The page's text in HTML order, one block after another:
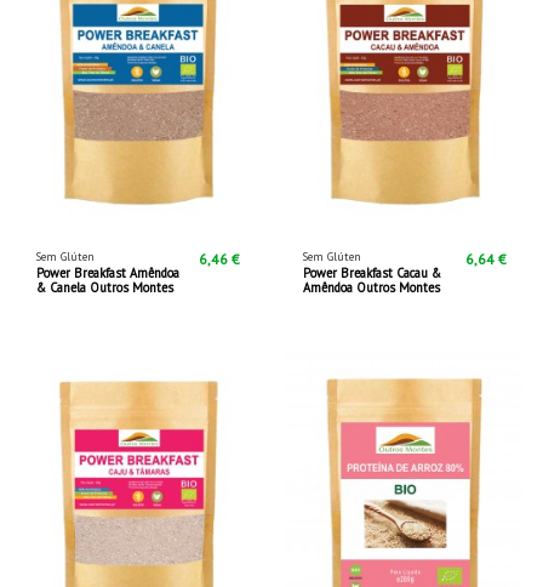
Sem Glúten
Power Breakfast Amêndoa
& Canela Outros Montes
6,46 € Sem Glúten
Power Breakfast Cacau &
Amêndoa Outros Montes
6,64 €